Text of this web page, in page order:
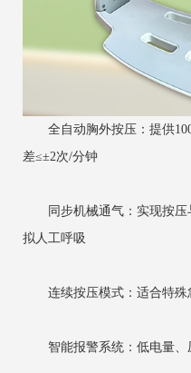
全自动胸外按压：提供
差≤±2次/分钟
同步机械通气：实现按压
拟人工呼吸
连续按压模式：适合特殊
智能报警系统：低电量、